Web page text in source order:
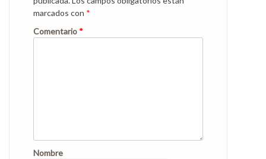
marcados con *
Comentario *
Nombre